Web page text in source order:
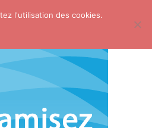
l'utilisation des cookies.